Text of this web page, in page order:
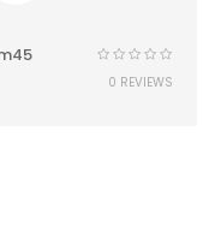
0 REVIEWS